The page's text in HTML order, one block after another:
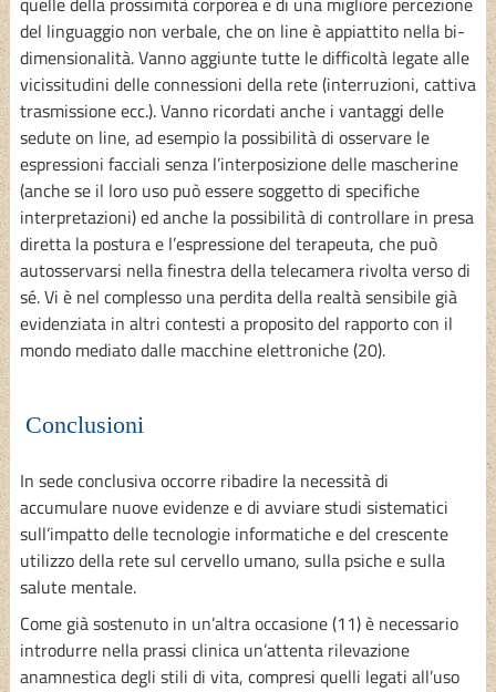
del linguaggio non verbale, che on line è appiattito nella bi-
dimensionalità. Vanno aggiunte tutte le difficoltà legate alle
vicissitudini delle connessioni della rete (interruzioni, cattiva
trasmissione ecc.). Vanno ricordati anche i vantaggi delle
sedute on line, ad esempio la possibilità di osservare le
espressioni facciali senza l’interposizione delle mascherine
(anche se il loro uso può essere soggetto di specifiche
interpretazioni) ed anche la possibilità di controllare in presa
diretta la postura e l’espressione del terapeuta, che può
autosservarsi nella finestra della telecamera rivolta verso di
sé. Vi è nel complesso una perdita della realtà sensibile già
evidenziata in altri contesti a proposito del rapporto con il
mondo mediato dalle macchine elettroniche (20).
Conclusioni
In sede conclusiva occorre ribadire la necessità di
accumulare nuove evidenze e di avviare studi sistematici
sull’impatto delle tecnologie informatiche e del crescente
utilizzo della rete sul cervello umano, sulla psiche e sulla
salute mentale.
Come già sostenuto in un’altra occasione (11) è necessario
introdurre nella prassi clinica un’attenta rilevazione
anamnestica degli stili di vita, compresi quelli legati all’uso